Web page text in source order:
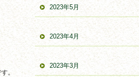
。
2023年5月
2023年4月
2023年3月